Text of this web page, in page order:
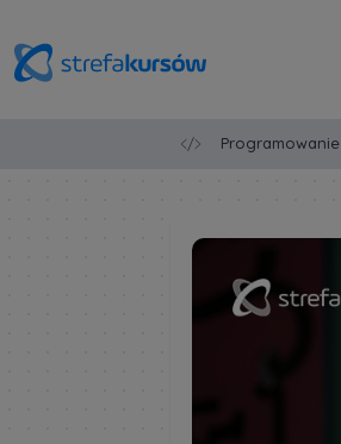
Programowanie